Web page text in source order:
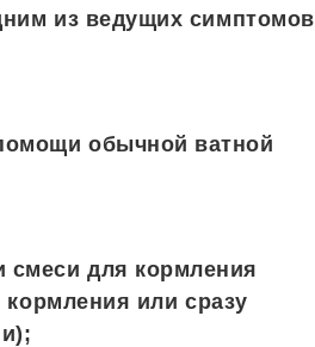
из ведущих симптомов
обычной ватной
смеси для кормления
кормления или сразу